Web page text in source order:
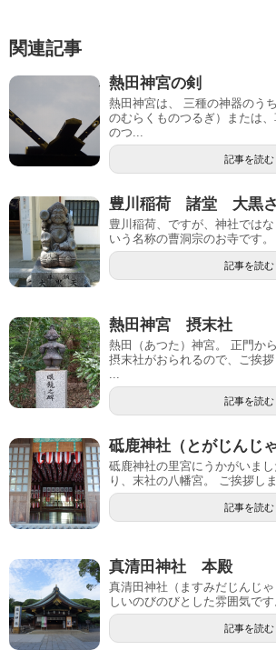
関連記事
熱田神宮の剣
熱田神宮は、 三種の神器のう
のむらくものつるぎ）または
のつ...
記事を読む
豊川稲荷 諸堂 大黒
豊川稲荷、ですが、神社では
いう名称の曹洞宗のお寺です
記事を読む
熱田神宮 摂末社
熱田（あつた）神宮。 正門か
摂末社がおられるので、ご挨拶
...
記事を読む
砥鹿神社（とがじんじ
砥鹿神社の里宮にうかがいま
り、末社の八幡宮。 ご挨拶し
記事を読む
真清田神社 本殿
真清田神社（ますみだじんじ
しいのびのびとした雰囲気で
記事を読む